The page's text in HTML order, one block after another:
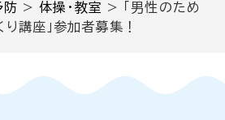
防 >体操・教室 >
「男性のため
講座」参加者募集！